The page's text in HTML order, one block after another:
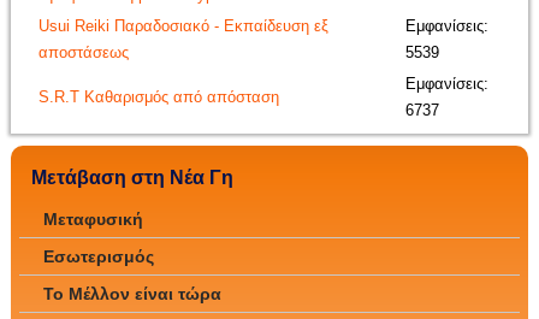
Usui Reiki Παραδοσιακό - Εκπαίδευση εξ
αποστάσεως
Εμφανίσεις:
5539
S.R.T Καθαρισμός από απόσταση
Εμφανίσεις:
6737
Μετάβαση στη Νέα Γη
Μεταφυσική
Εσωτερισμός
Το Μέλλον είναι τώρα